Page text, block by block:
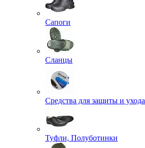
Сапоги
Сланцы
Средства для защиты и ухода
Туфли, Полуботинки